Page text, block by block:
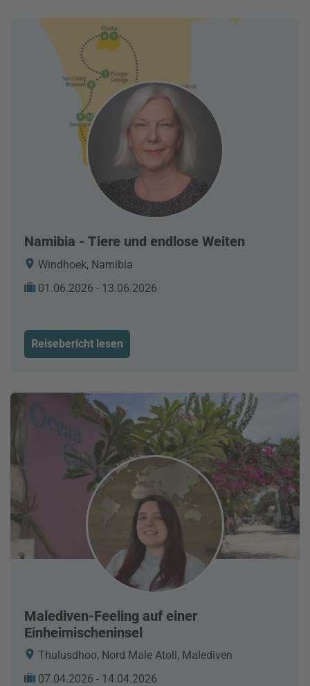
Namibia - Tiere und endlose Weiten
Windhoek, Namibia
01.06.2026 - 13.06.2026
Reisebericht lesen
Malediven-Feeling auf einer
Einheimischeninsel
Thulusdhoo, Nord Male Atoll, Malediven
07.04.2026 - 14.04.2026